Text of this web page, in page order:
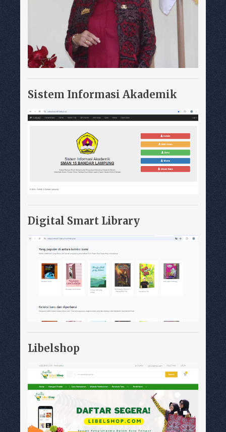
Sistem Informasi Akademik
Digital Smart Library
Libelshop